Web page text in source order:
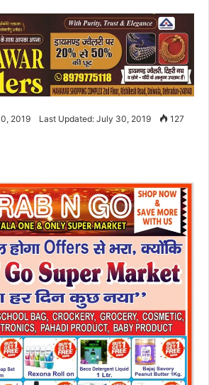
2019 Last Updated: July 30, 2019 127